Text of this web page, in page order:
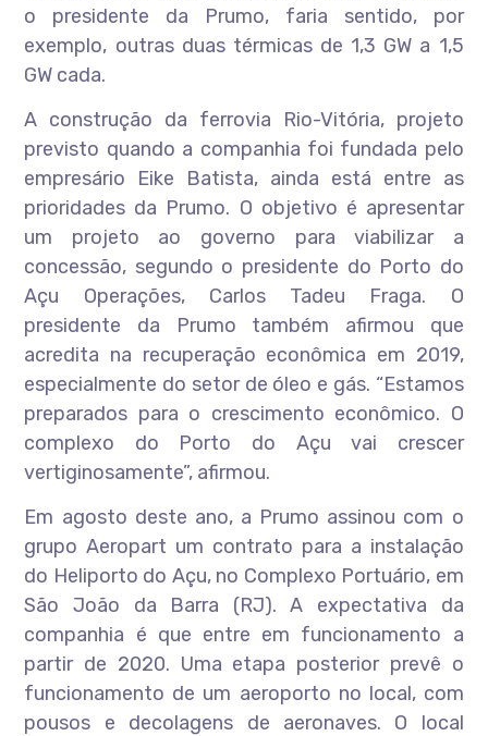
o presidente da Prumo, faria sentido, por
exemplo, outras duas térmicas de 1,3 GW a 1,5
GW cada.
A construção da ferrovia Rio-Vitória, projeto
previsto quando a companhia foi fundada pelo
empresário Eike Batista, ainda está entre as
prioridades da Prumo. O objetivo é apresentar
um projeto ao governo para viabilizar a
concessão, segundo o presidente do Porto do
Açu Operações, Carlos Tadeu Fraga. O
presidente da Prumo também afirmou que
acredita na recuperação econômica em 2019,
especialmente do setor de óleo e gás. “Estamos
preparados para o crescimento econômico. O
complexo do Porto do Açu vai crescer
vertiginosamente”, afirmou.
Em agosto deste ano, a Prumo assinou com o
grupo Aeropart um contrato para a instalação
do Heliporto do Açu, no Complexo Portuário, em
São João da Barra (RJ). A expectativa da
companhia é que entre em funcionamento a
partir de 2020. Uma etapa posterior prevê o
funcionamento de um aeroporto no local, com
pousos e decolagens de aeronaves. O local